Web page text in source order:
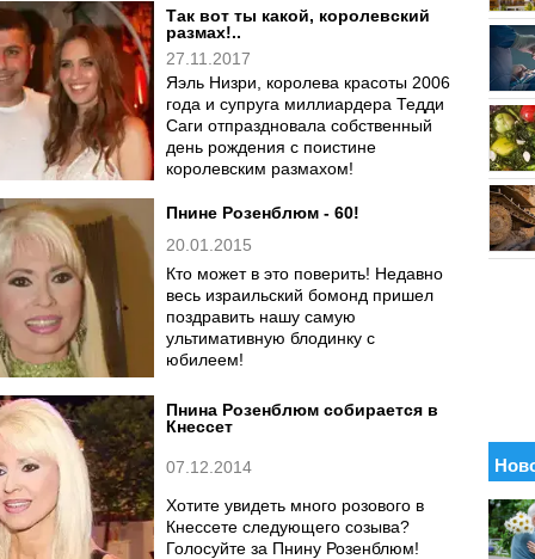
Так вот ты какой, королевский
размах!..
27.11.2017
Яэль Низри, королева красоты 2006
года и супруга миллиардера Тедди
Саги отпраздновала собственный
день рождения с поистине
королевским размахом!
Пнине Розенблюм - 60!
20.01.2015
Кто может в это поверить! Недавно
весь израильский бомонд пришел
поздравить нашу самую
ультимативную блодинку с
юбилеем!
Пнина Розенблюм собирается в
Кнессет
07.12.2014
Хотите увидеть много розового в
Кнессете следующего созыва?
Голосуйте за Пнину Розенблюм!